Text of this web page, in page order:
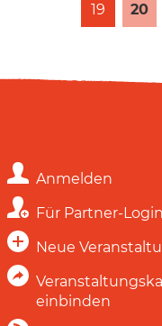
19 20
Anmelden
Für Partner-
Neue
einbinden